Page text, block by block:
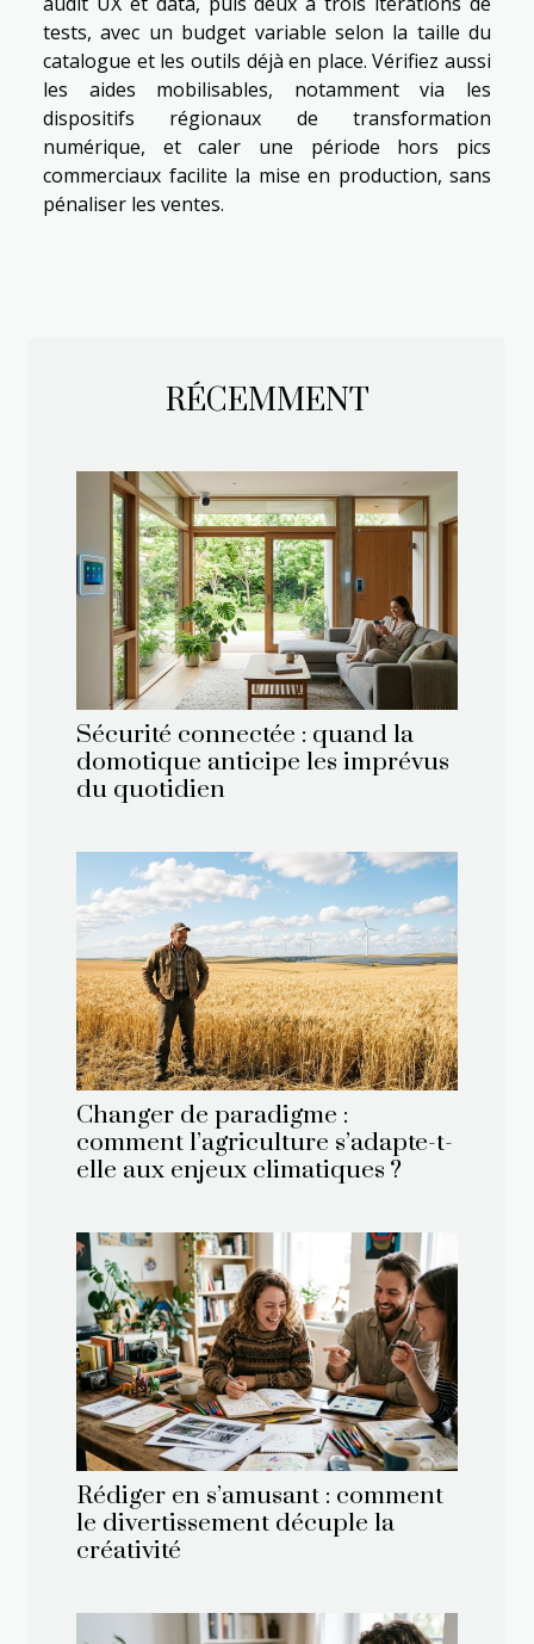
tests, avec un budget variable selon la taille du
catalogue et les outils déjà en place. Vérifiez aussi
les aides mobilisables, notamment via les
dispositifs régionaux de transformation
numérique, et caler une période hors pics
commerciaux facilite la mise en production, sans
pénaliser les ventes.
RÉCEMMENT
Sécurité connectée : quand la
domotique anticipe les imprévus
du quotidien
Changer de paradigme :
comment l’agriculture s’adapte-t-
elle aux enjeux climatiques ?
Rédiger en s’amusant : comment
le divertissement décuple la
créativité